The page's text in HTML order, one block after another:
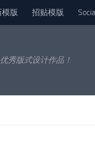
版 招贴模版
秀版式设计作品！